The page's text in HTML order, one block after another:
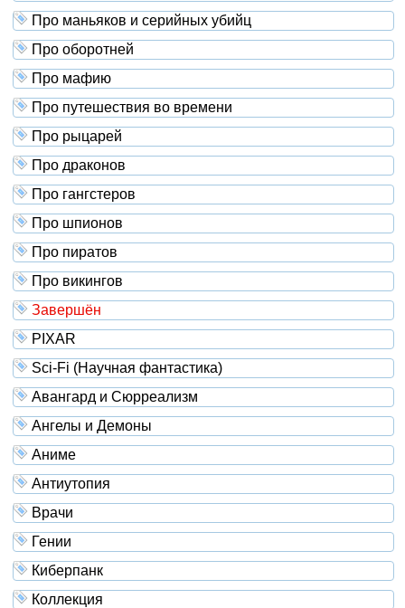
Про маньяков и серийных убийц
Про оборотней
Про мафию
Про путешествия во времени
Про рыцарей
Про драконов
Про гангстеров
Про шпионов
Про пиратов
Про викингов
Завершён
PIXAR
Sci-Fi (Научная фантастика)
Авангард и Сюрреализм
Ангелы и Демоны
Аниме
Антиутопия
Врачи
Гении
Киберпанк
Коллекция